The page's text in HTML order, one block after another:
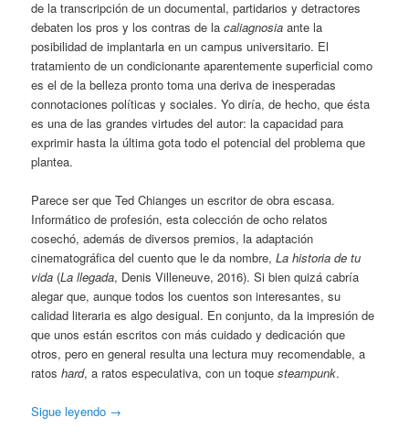
de la transcripción de un documental, partidarios y detractores
debaten los pros y los contras de lacaliagnosia ante la
posibilidad de implantarla en un campus universitario. El
tratamiento de un condicionante aparentemente superficial como
es el de la belleza pronto toma una deriva de inesperadas
connotaciones políticas y sociales. Yo diría, de hecho, que ésta
es una de las grandes virtudes del autor: la capacidad para
exprimir hasta la última gota todo el potencial del problema que
plantea.
Parece ser que Ted Chianges un escritor de obra escasa.
Informático de profesión, esta colección de ocho relatos
cosechó, además de diversos premios, la adaptación
cinematográfica del cuento que le da nombre,La historia de tu
vida (La llegada, Denis Villeneuve, 2016). Si bien quizá cabría
alegar que, aunque todos los cuentos son interesantes, su
calidad literaria es algo desigual. En conjunto, da la impresión de
que unos están escritos con más cuidado y dedicación que
otros, pero en general resulta una lectura muy recomendable, a
ratoshard, a ratos especulativa, con un toquesteampunk.
Sigue leyendo →